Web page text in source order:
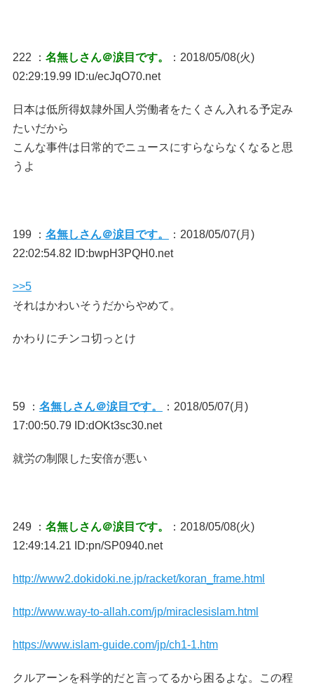
222 ： 名無しさん＠涙目です。
：2018/05/08(火)
02:29:19.99 ID:u/ecJqO70.net
日本は低所得奴隷外国人労働者をたくさん入れる予定み
たいだから
こんな事件は日常的でニュースにすらならなくなると思
うよ
199 ： 名無しさん＠涙目です。
：2018/05/07(月)
22:02:54.82 ID:bwpH3PQH0.net
>>5
それはかわいそうだからやめて。
かわりにチンコ切っとけ
59 ： 名無しさん＠涙目です。
：2018/05/07(月)
17:00:50.79 ID:dOKt3sc30.net
就労の制限した安倍が悪い
249 ： 名無しさん＠涙目です。
：2018/05/08(火)
12:49:14.21 ID:pn/SP0940.net
http://www2.dokidoki.ne.jp/racket/koran_frame.html
http://www.way-to-allah.com/jp/miraclesislam.html
https://www.islam-guide.com/jp/ch1-1.htm
クルアーンを科学的だと言ってるから困るよな。この程